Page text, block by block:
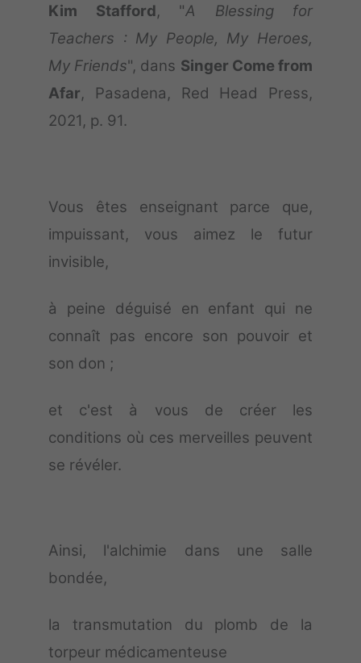
Kim Stafford, "A Blessing for
Teachers : My People, My Heroes,
My Friends", dans Singer Come from
Afar, Pasadena, Red Head Press,
2021, p. 91.
Vous êtes enseignant parce que,
impuissant, vous aimez le futur
invisible,
à peine déguisé en enfant qui ne
connaît pas encore son pouvoir et
son don ;
et c'est à vous de créer les
conditions où ces merveilles peuvent
se révéler.
Ainsi, l'alchimie dans une salle
bondée,
la transmutation du plomb de la
torpeur médicamenteuse